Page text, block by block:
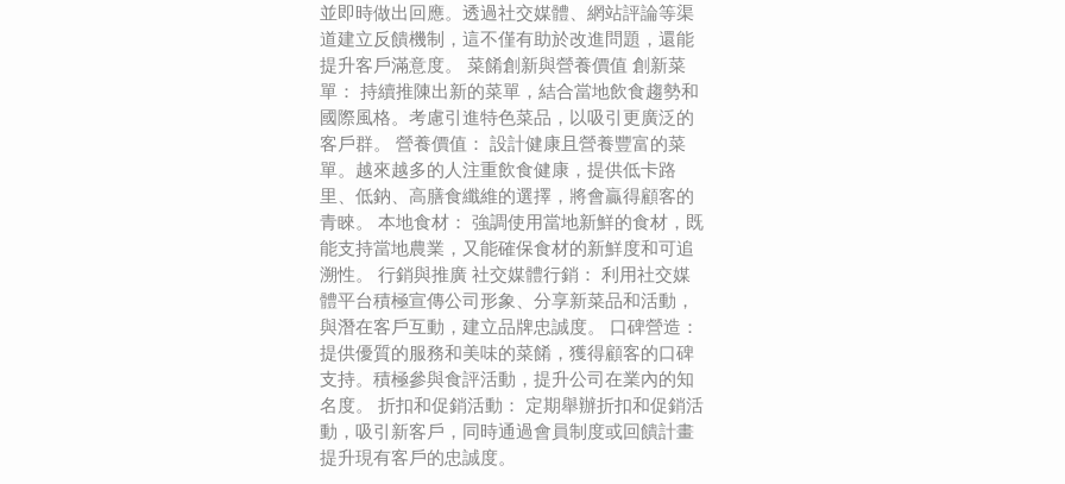
並即時做出回應。透過社交媒體、網站評論等渠
道建立反饋機制，這不僅有助於改進問題，還能
提升客戶滿意度。 菜餚創新與營養價值 創新菜
單： 持續推陳出新的菜單，結合當地飲食趨勢和
國際風格。考慮引進特色菜品，以吸引更廣泛的
客戶群。 營養價值： 設計健康且營養豐富的菜
單。越來越多的人注重飲食健康，提供低卡路
里、低鈉、高膳食纖維的選擇，將會贏得顧客的
青睞。 本地食材： 強調使用當地新鮮的食材，既
能支持當地農業，又能確保食材的新鮮度和可追
溯性。 行銷與推廣 社交媒體行銷： 利用社交媒
體平台積極宣傳公司形象、分享新菜品和活動，
與潛在客戶互動，建立品牌忠誠度。 口碑營造：
提供優質的服務和美味的菜餚，獲得顧客的口碑
支持。積極參與食評活動，提升公司在業內的知
名度。 折扣和促銷活動： 定期舉辦折扣和促銷活
動，吸引新客戶，同時通過會員制度或回饋計畫
提升現有客戶的忠誠度。